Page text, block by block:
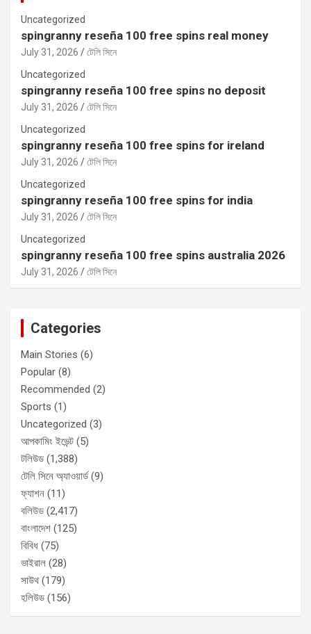
Uncategorized
spingranny reseña 100 free spins real money
July 31, 2026
টেলি সিনে
Uncategorized
spingranny reseña 100 free spins no deposit
July 31, 2026
টেলি সিনে
Uncategorized
spingranny reseña 100 free spins for ireland
July 31, 2026
টেলি সিনে
Uncategorized
spingranny reseña 100 free spins for india
July 31, 2026
টেলি সিনে
Uncategorized
spingranny reseña 100 free spins australia 2026
July 31, 2026 টেলি সিনে
Categories
Main Stories (6)
Popular (8)
Recommended (2)
Sports (1)
Uncategorized (3)
আপকামিং ইভেন্ট (5)
টলিউড (1,388)
টেলি সিনে অ্যাওয়ার্ড(9)
ফ্যাশন (11)
বলিউড (2,417)
বাংলাদেশ (125)
বিবিধ (75)
ভাইরাল (28)
সাউথ (179)
হলিউড (156)